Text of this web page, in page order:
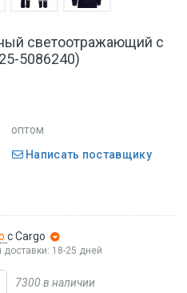
светоотражающий с
5086240)
оптом
Написать поставщику
с Cargo
доставки: 18-25 дней
7300 в наличии